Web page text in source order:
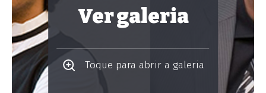
Ver galeria
Toque para abrir a galeria